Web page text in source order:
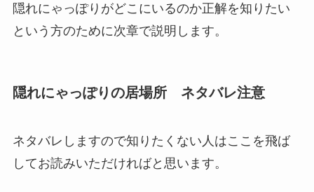
隠れにゃっぽりがどこにいるのか正解を知りたい
という方のために次章で説明します。
隠れにゃっぽりの居場所 ネタバレ注意
ネタバレしますので知りたくない人はここを飛ば
してお読みいただければと思います。